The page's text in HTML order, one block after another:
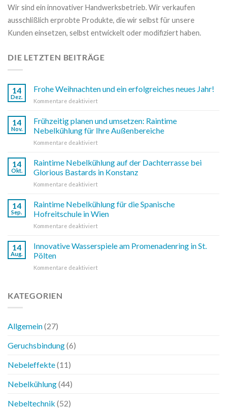
Wir sind ein innovativer Handwerksbetrieb. Wir verkaufen
ausschlißlich erprobte Produkte, die wir selbst für unsere
Kunden einsetzen, selbst entwickelt oder modifiziert haben.
DIE LETZTEN BEITRÄGE
14
Dez.
Frohe Weihnachten und ein erfolgreiches neues Jahr!
Kommentare deaktiviertfür
Weihnachten
und
ein
erfolgreiches
Jahr!
14
Nov.
Frühzeitig planen und umsetzen: Raintime
Nebelkühlung für Ihre Außenbereiche
Kommentare deaktiviertfür
planen
und
umsetzen:
Raintime
für
Ihre
14
Okt.
Raintime Nebelkühlung auf der Dachterrasse bei
Glorious Bastards in Konstanz
Kommentare deaktiviertfür
Nebelkühlung
auf
der
Dachterrasse
Glorious
Bastards
Konstanz
14
Sep.
Raintime Nebelkühlung für die Spanische
Hofreitschule in Wien
Kommentare deaktiviertfür
Nebelkühlung
für
Spanische
14
Aug.
Innovative Wasserspiele am Promenadenring in St.
Pölten
Kommentare deaktiviertfür
KATEGORIEN
Allgemein(27)
Geruchsbindung(6)
Nebeleffekte(11)
Nebelkühlung(44)
Nebeltechnik (52)